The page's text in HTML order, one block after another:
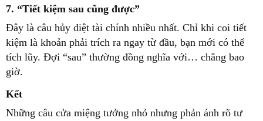
7. “Tiết kiệm sau cũng được”
Đây là câu hủy diệt tài chính nhiều nhất. Chỉ khi coi tiết
kiệm là khoản phải trích ra ngay từ đầu, bạn mới có thể
tích lũy. Đợi “sau” thường đồng nghĩa với… chẳng bao
giờ.
Kết
Những câu cửa miệng tưởng nhỏ nhưng phản ánh rõ tư